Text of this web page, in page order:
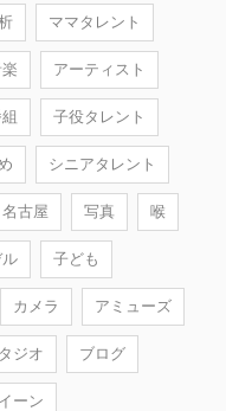
ママタレント
アーティスト
子役タレント
シニアタレント
名古屋 写真 喉
子ども
カメラ アミューズ
ジオ ブログ
ーン